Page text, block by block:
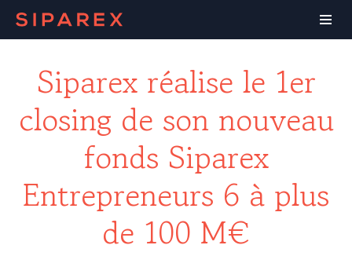
Siparex réalise le 1er
closing de son nouveau
fonds Siparex
Entrepreneurs 6 à plus
de 100 M€